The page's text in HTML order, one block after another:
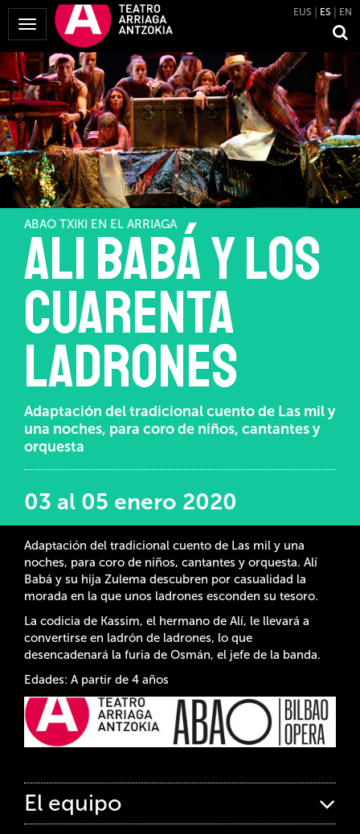
Mostrar
Menú
EUS ES EN
ABAO TXIKI EN EL ARRIAGA
Ali Babá y los
cuarenta
ladrones
Adaptación del tradicional cuento de Las mil y
una noches, para coro de niños, cantantes y
orquesta
03 al 05 enero 2020
Adaptación del tradicional cuento de Las mil y una
noches, para coro de niños, cantantes y orquesta. Alí
Babá y su hija Zulema descubren por casualidad la
morada en la que unos ladrones esconden su tesoro.
La codicia de Kassim, el hermano de Alí, le llevará a
convertirse en ladrón de ladrones, lo que
desencadenará la furia de Osmán, el jefe de la banda.
Edades: A partir de 4 años
El equipo